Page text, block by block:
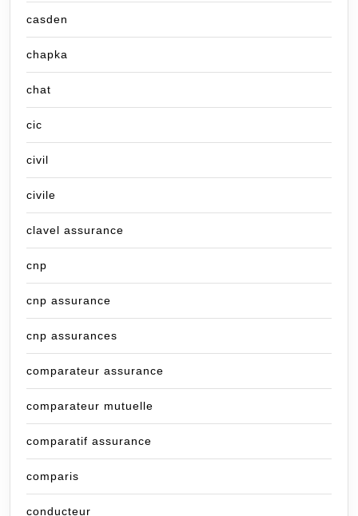
casden
chapka
chat
cic
civil
civile
clavel assurance
cnp
cnp assurance
cnp assurances
comparateur assurance
comparateur mutuelle
comparatif assurance
comparis
conducteur